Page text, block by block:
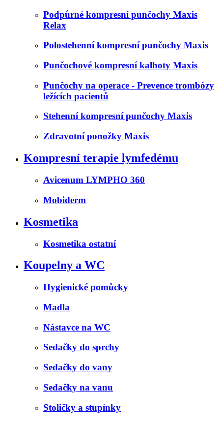
Podpůrné kompresní punčochy Maxis
Relax
Polostehenní kompresní punčochy Maxis
Punčochové kompresní kalhoty Maxis
Punčochy na operace - Prevence trombózy
ležících pacientů
Stehenní kompresní punčochy Maxis
Zdravotní ponožky Maxis
Kompresní terapie lymfedému
Avicenum LYMPHO 360
Mobiderm
Kosmetika
Kosmetika ostatní
Koupelny a WC
Hygienické pomůcky
Madla
Nástavce na WC
Sedačky do sprchy
Sedačky do vany
Sedačky na vanu
Stoličky a stupínky